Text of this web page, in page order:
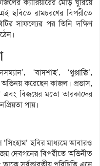
ক্যারিয়ারের মোড় ঘুরিয়ে
ছবিতে রামচরণের বিপরীতে
সাফল্যের পর তিনি দক্ষিণ
‘বাদশাহ’, ‘থুপ্পাক্কি’,
অভিনয় করেছেন কাজল। প্রভাস,
বিজয়ের মতো তারকাদের
পায়।
‘সিংহাম’ ছবির মাধ্যমে আবারও
দেবগনের বিপরীতে অভিনীত